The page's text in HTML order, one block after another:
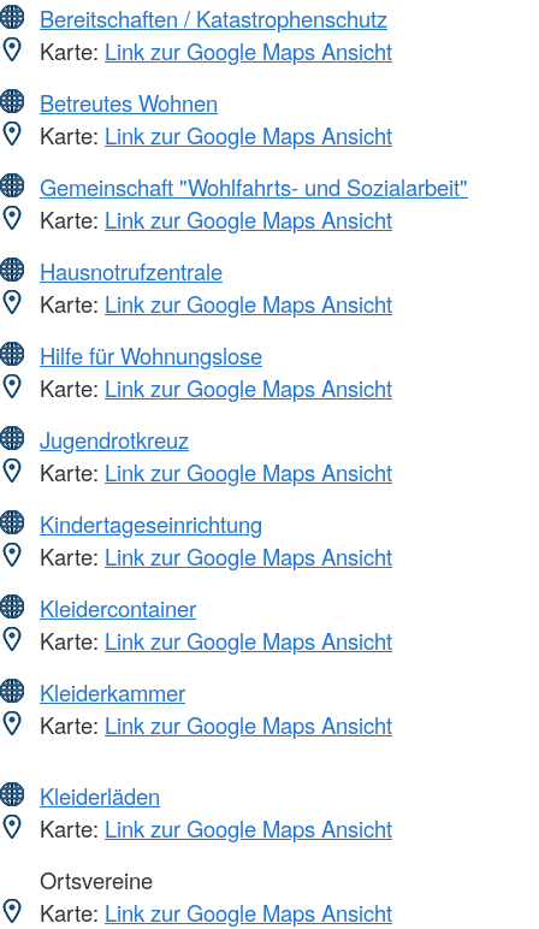
Bereitschaften / Katastrophenschutz
Karte: Link zur Google Maps Ansicht
Betreutes Wohnen
Karte: Link zur Google Maps Ansicht
Gemeinschaft "Wohlfahrts- und Sozialarbeit"
Karte: Link zur Google Maps Ansicht
Hausnotrufzentrale
Karte: Link zur Google Maps Ansicht
Hilfe für Wohnungslose
Karte: Link zur Google Maps Ansicht
Jugendrotkreuz
Karte: Link zur Google Maps Ansicht
Kindertageseinrichtung
Karte: Link zur Google Maps Ansicht
Kleidercontainer
Karte: Link zur Google Maps Ansicht
Kleiderkammer
Karte: Link zur Google Maps Ansicht
Kleiderläden
Karte: Link zur Google Maps Ansicht
Ortsvereine
Karte: Link zur Google Maps Ansicht